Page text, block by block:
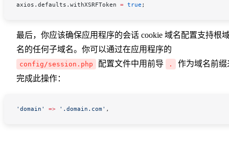
axios . defaults . withXSRFToken = true ;
最后，你应该确保应用程序的会话 cookie 域名配置支持根
名的任何子域名。你可以通过在应用程序的
config/session.php 配置文件中用前导 .
作为域名前缀
完成此操作：
'domain' => '.domain.com' ,